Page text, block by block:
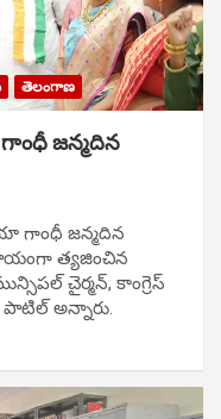
తెలంగాణ
జ‌న్మ‌దిన
గాంధీ జ‌న్మ‌దిన
త్య‌జించిన
చైర్మ‌న్, కాంగ్రెస్
అన్నారు.